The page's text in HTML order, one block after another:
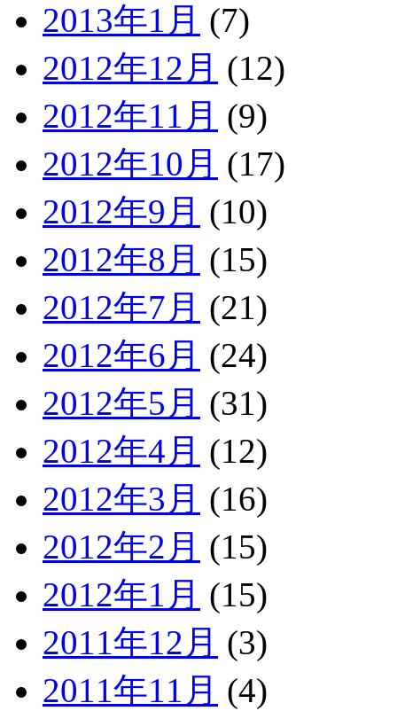
2013年1月 (7)
2012年12月 (12)
2012年11月 (9)
2012年10月 (17)
2012年9月 (10)
2012年8月 (15)
2012年7月 (21)
2012年6月 (24)
2012年5月 (31)
2012年4月 (12)
2012年3月 (16)
2012年2月 (15)
2012年1月 (15)
2011年12月 (3)
2011年11月 (4)